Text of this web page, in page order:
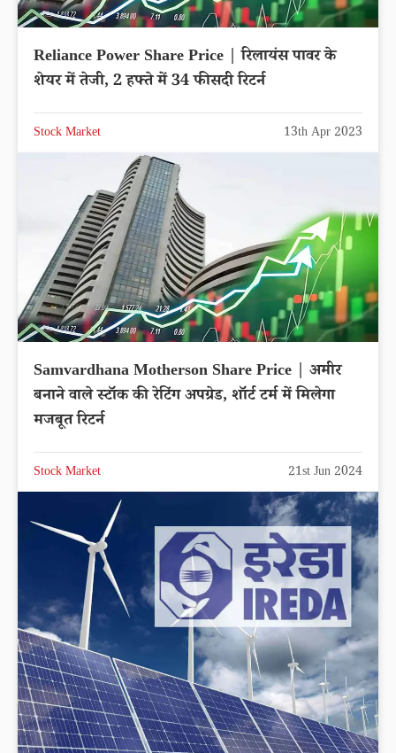
Reliance Power Share Price | रिलायंस पावर के
शेयर में तेजी, 2 हफ्ते में 34 फीसदी रिटर्न
Stock Market 13th Apr 2023
Samvardhana Motherson Share Price | अमीर
बनाने वाले स्टॉक की रेटिंग अपग्रेड, शॉर्ट टर्म में मिलेगा
मजबूत रिटर्न
Stock Market 21st Jun 2024